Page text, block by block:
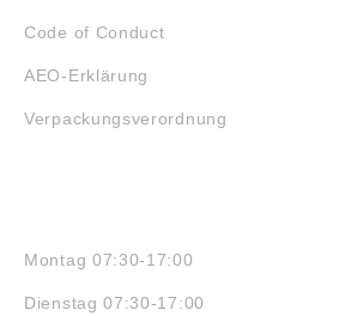
Code of Conduct
AEO-Erklärung
Verpackungsverordnung
Montag 07:30-17:00
Dienstag 07:30-17:00